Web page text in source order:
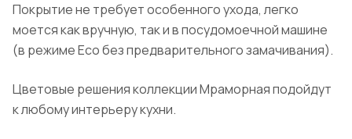
Покрытие не требует особенного ухода, легко
моется как вручную, так и в посудомоечной машине
(в режиме Eco без предварительного замачивания).
Цветовые решения коллекции Мраморная подойдут
к любому интерьеру кухни.